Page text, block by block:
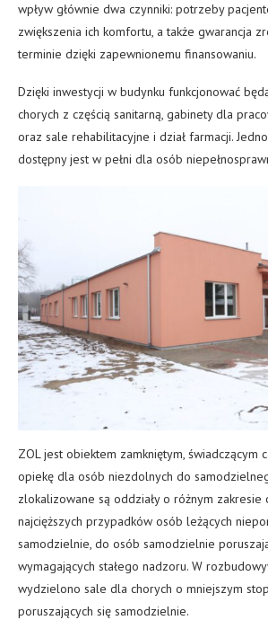
wpływ głównie dwa czynniki: potrzeby
zwiększenia ich komfortu, a także gwarancja
terminie dzięki zapewnionemu finansowaniu.
Dzięki inwestycji w budynku funkcjonować
chorych z częścią sanitarną, gabinety dla
oraz sale rehabilitacyjne i dział farmacji.
dostępny jest w pełni dla osób
ZOL jest obiektem zamkniętym, świadczącym
opiekę dla osób niezdolnych do
zlokalizowane są oddziały o różnym zakresie
najcięższych przypadków osób leżących
samodzielnie, do osób samodzielnie
wymagających stałego nadzoru. W
wydzielono sale dla chorych o mniejszym
poruszających się samodzielnie.